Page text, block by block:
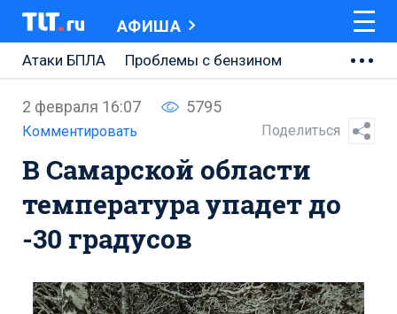
АФИША
Атаки БПЛА
Проблемы с бензином
АВТОВАЗ
Ремонт Центральной площади
Ремонт Обводного шоссе
Набережная Тольятти
Неделя Тольятти
2 февраля 16:07 5795
Комментировать Поделиться
В Самарской области
температура упадет до
-30 градусов